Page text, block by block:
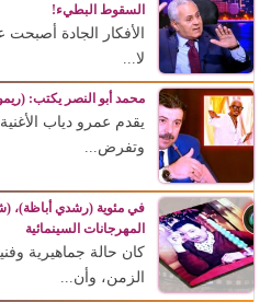
السقوط البطيء!
الأفكار الجادة أصبحت
لا...
محمد أبو النصر يكتب:
يقدم عمرو دياب
وتفرض...
في مئوية (رشدي أباظة)،
المهرجانات السينمائية
كان حالة جماهيرية
الزمن، وأن...